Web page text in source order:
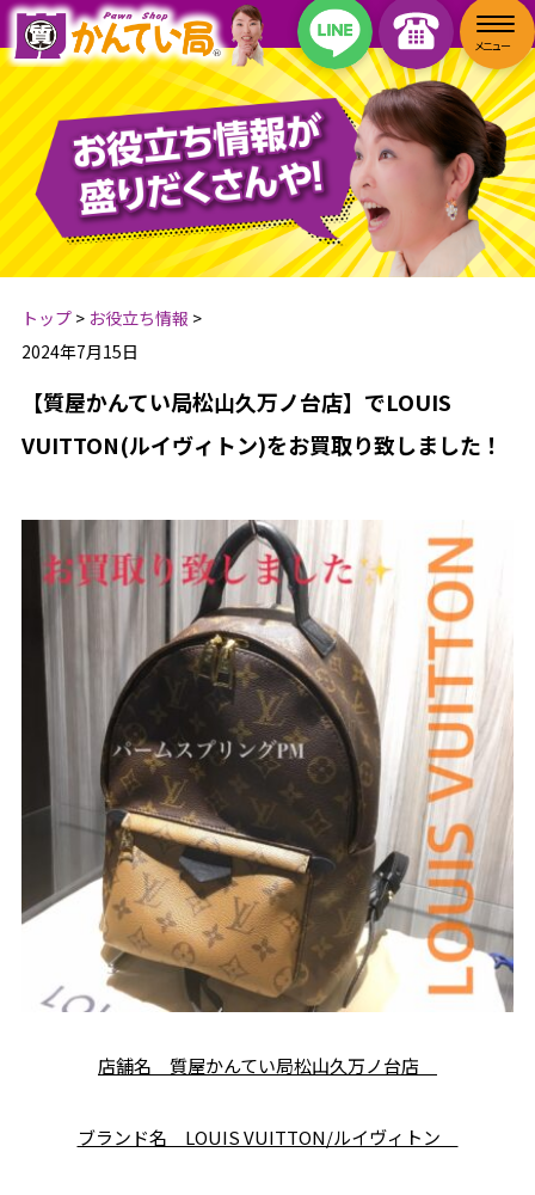
トップ> お役立ち情報 >
2024年7月15日
【質屋かんてい局松山久万ノ台店】でLOUIS
VUITTON(ルイヴィトン)をお買取り致しました！
店舗名 質屋かんてい局松山久万ノ台店
ブランド名 LOUIS VUITTON/ルイヴィトン